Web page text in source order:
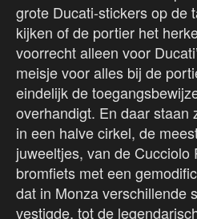
grote Ducati-stickers op de
kijken of de portier het
voorrecht alleen voor
meisje voor alles bij de
eindelijk de
overhandigt. En daar staan
in een halve cirkel, de
juweeltjes, van de Cucciolo
bromfiets met een
dat in Monza verschillende
vestigde, tot de